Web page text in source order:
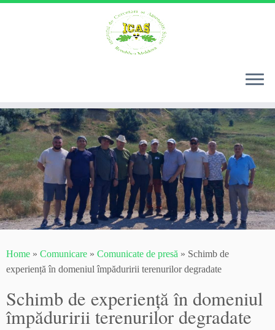
Skip
to
content
Home » Comunicare » Comunicate de presă » Schimb de
experiență în domeniul împăduririi terenurilor degradate
Schimb de experiență în domeniul
împăduririi terenurilor degradate